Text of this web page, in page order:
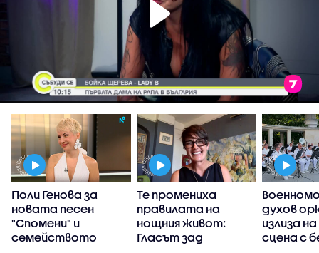
Поли Генова за
новата песен
"Спомени" и
семейството
Те промениха
правилата на
нощния живот:
Гласът зад
духов
излиза
сцена с